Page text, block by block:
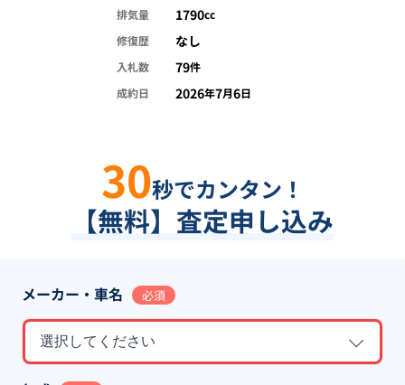
排気量 1790cc
修復歴
なし
入札数 79件
成約日
2026年7月6日
30秒でカンタン！
【無料】査定申し込み
メーカー・車名 必須
選択してください